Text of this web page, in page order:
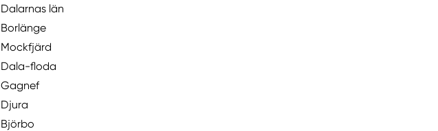
Dalarnas län
Borlänge
Mockfjärd
Dala-floda
Gagnef
Djura
Björbo